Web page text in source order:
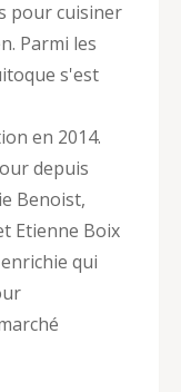
pour cuisiner
Parmi les
s'est
en 2014.
depuis
Benoist,
Etienne Boix
qui